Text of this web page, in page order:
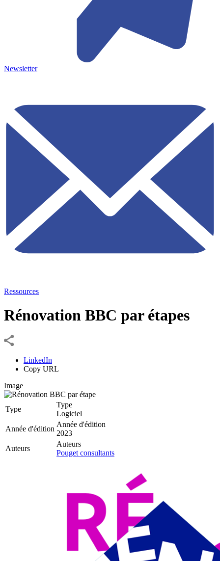
Newsletter
Ressources
Rénovation BBC par étapes
LinkedIn
Copy URL
Image
Type
Type
Logiciel
Année d'édition
Année d'édition
2023
Auteurs
Auteurs
Pouget consultants